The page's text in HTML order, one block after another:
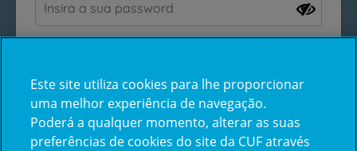
Esqueceu-se da sua password?
Inicie sessão com a Apple
Este site utiliza cookies para lhe proporcionar
uma melhor experiência de navegação.
Poderá a qualquer momento, alterar as suas
preferências de cookies do site da CUF através